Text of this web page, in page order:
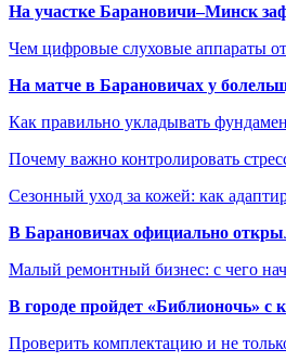
На участке Барановичи–Минск
Чем цифровые слуховые аппараты
На матче в Барановичах у
Как правильно укладывать
Почему важно контролировать
Сезонный уход за кожей: как
В Барановичах официально
Малый ремонтный бизнес: с чего
В городе пройдет «Библионочь» с
Проверить комплектацию и не